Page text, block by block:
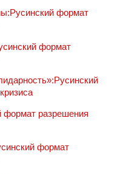
формат
формат
формат разрешения
формат